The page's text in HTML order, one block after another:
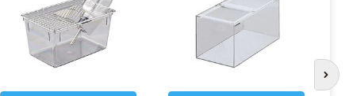
次